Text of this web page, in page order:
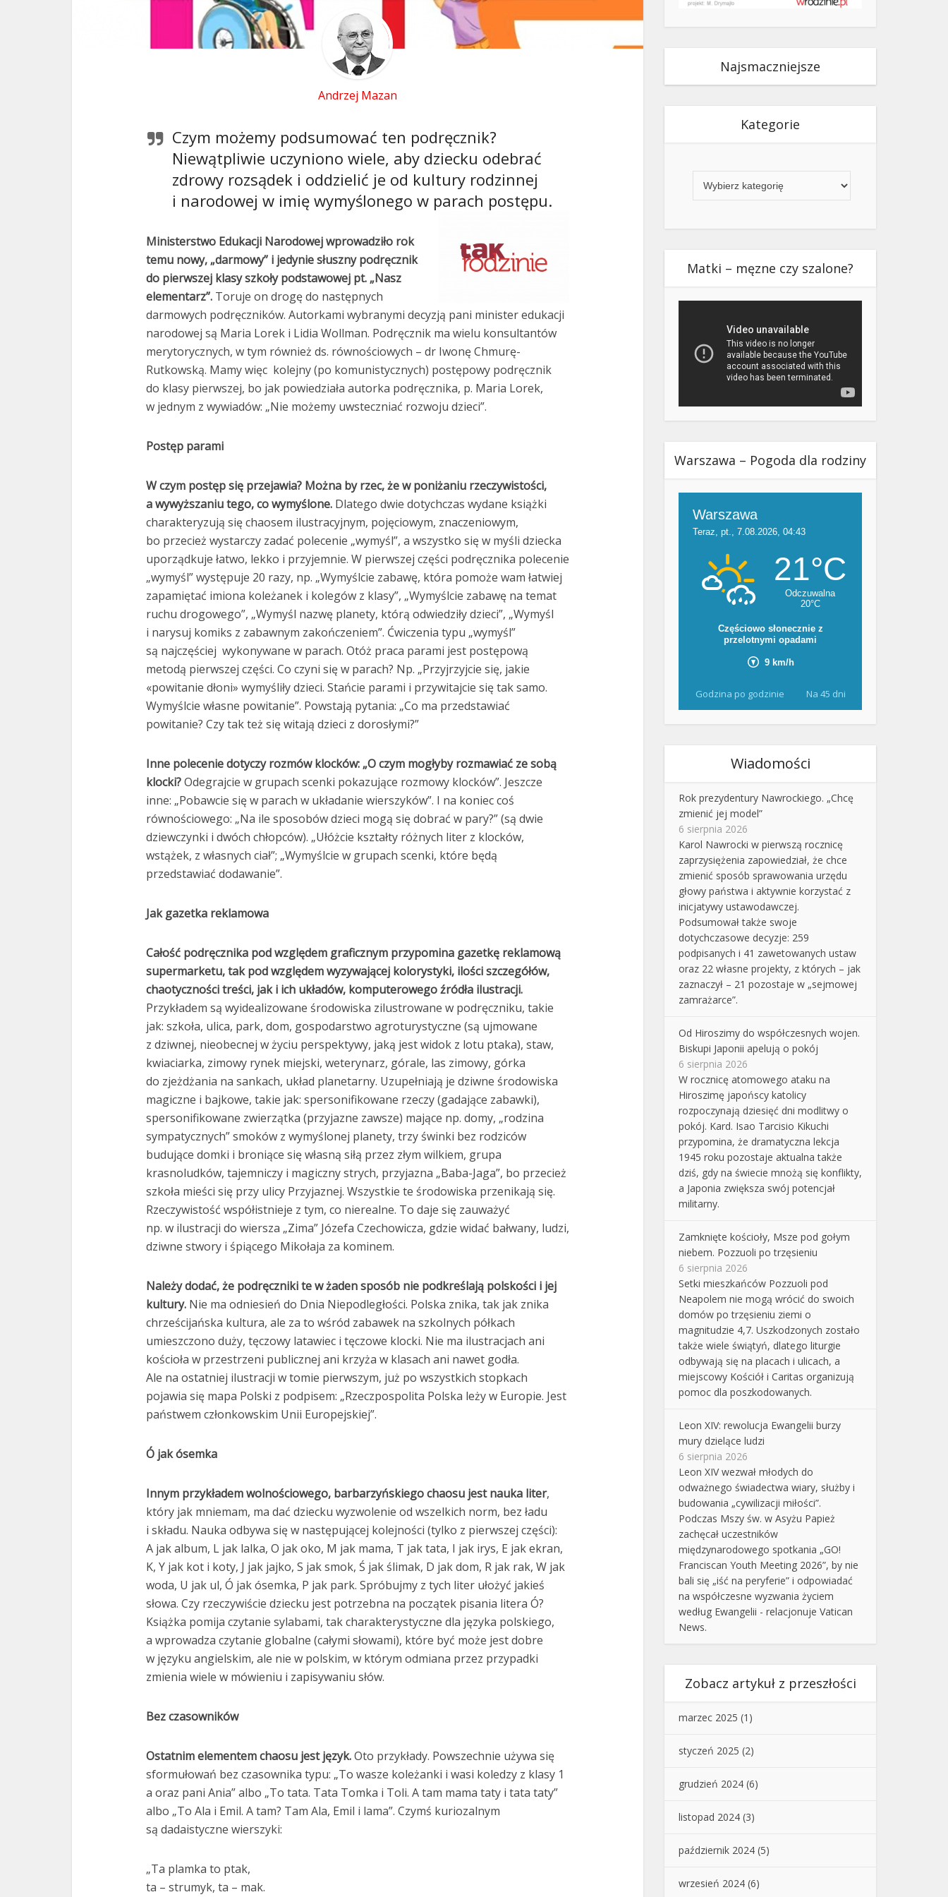
Andrzej Mazan
Czym możemy podsumować ten podręcznik?
Niewątpliwie uczyniono wiele, aby dziecku odebrać
zdrowy rozsądek i oddzielić je od kultury rodzinnej
i narodowej w imię wymyślonego w parach postępu.
Ministerstwo Edukacji Narodowej wprowadziło rok
temu nowy, „darmowy” i jedynie słuszny podręcznik
do pierwszej klasy szkoły podstawowej pt. „Nasz
elementarz”. Toruje on drogę do następnych
darmowych podręczników. Autorkami wybranymi decyzją pani minister edukacji
narodowej są Maria Lorek i Lidia Wollman. Podręcznik ma wielu konsultantów
merytorycznych, w tym również ds. równościowych – dr Iwonę Chmurę-
Rutkowską. Mamy więc kolejny (po komunistycznych) postępowy podręcznik
do klasy pierwszej, bo jak powiedziała autorka podręcznika, p. Maria Lorek,
w jednym z wywiadów: „Nie możemy uwsteczniać rozwoju dzieci”.
Postęp parami
W czym postęp się przejawia? Można by rzec, że w poniżaniu rzeczywistości,
a wywyższaniu tego, co wymyślone. Dlatego dwie dotychczas wydane książki
charakteryzują się chaosem ilustracyjnym, pojęciowym, znaczeniowym,
bo przecież wystarczy zadać polecenie „wymyśl”, a wszystko się w myśli dziecka
uporządkuje łatwo, lekko i przyjemnie. W pierwszej części podręcznika polecenie
„wymyśl” występuje 20 razy, np. „Wymyślcie zabawę, która pomoże wam łatwiej
zapamiętać imiona koleżanek i kolegów z klasy”, „Wymyślcie zabawę na temat
ruchu drogowego”, „Wymyśl nazwę planety, którą odwiedziły dzieci”, „Wymyśl
i narysuj komiks z zabawnym zakończeniem”. Ćwiczenia typu „wymyśl”
są najczęściej wykonywane w parach. Otóż praca parami jest postępową
metodą pierwszej części. Co czyni się w parach? Np. „Przyjrzyjcie się, jakie
«powitanie dłoni» wymyśliły dzieci. Stańcie parami i przywitajcie się tak samo.
Wymyślcie własne powitanie”. Powstają pytania: „Co ma przedstawiać
powitanie? Czy tak też się witają dzieci z dorosłymi?”
Inne polecenie dotyczy rozmów klocków: „O czym mogłyby rozmawiać ze sobą
klocki?Odegrajcie w grupach scenki pokazujące rozmowy klocków”. Jeszcze
inne: „Pobawcie się w parach w układanie wierszyków”. I na koniec coś
równościowego: „Na ile sposobów dzieci mogą się dobrać w pary?” (są dwie
dziewczynki i dwóch chłopców). „Ułóżcie kształty różnych liter z klocków,
wstążek, z własnych ciał”; „Wymyślcie w grupach scenki, które będą
przedstawiać dodawanie”.
Jak gazetka reklamowa
Całość podręcznika pod względem graficznym przypomina gazetkę reklamową
supermarketu, tak pod względem wyzywającej kolorystyki, ilości szczegółów,
chaotyczności treści, jak i ich układów, komputerowego źródła ilustracji.
Przykładem są wyidealizowane środowiska zilustrowane w podręczniku, takie
jak: szkoła, ulica, park, dom, gospodarstwo agroturystyczne (są ujmowane
z dziwnej, nieobecnej w życiu perspektywy, jaką jest widok z lotu ptaka), staw,
kwiaciarka, zimowy rynek miejski, weterynarz, górale, las zimowy, górka
do zjeżdżania na sankach, układ planetarny. Uzupełniają je dziwne środowiska
magiczne i bajkowe, takie jak: spersonifikowane rzeczy (gadające zabawki),
spersonifikowane zwierzątka (przyjazne zawsze) mające np. domy, „rodzina
sympatycznych” smoków z wymyślonej planety, trzy świnki bez rodziców
budujące domki i broniące się własną siłą przez złym wilkiem, grupa
krasnoludków, tajemniczy i magiczny strych, przyjazna „Baba-Jaga”, bo przecież
szkoła mieści się przy ulicy Przyjaznej. Wszystkie te środowiska przenikają się.
Rzeczywistość współistnieje z tym, co nierealne. To daje się zauważyć
np. w ilustracji do wiersza „Zima” Józefa Czechowicza, gdzie widać bałwany, ludzi,
dziwne stwory i śpiącego Mikołaja za kominem.
Należy dodać, że podręczniki te w żaden sposób nie podkreślają polskości i jej
kultury. Nie ma odniesień do Dnia Niepodległości. Polska znika, tak jak znika
chrześcijańska kultura, ale za to wśród zabawek na szkolnych półkach
umieszczono duży, tęczowy latawiec i tęczowe klocki. Nie ma ilustracjach ani
kościoła w przestrzeni publicznej ani krzyża w klasach ani nawet godła.
Ale na ostatniej ilustracji w tomie pierwszym, już po wszystkich stopkach
pojawia się mapa Polski z podpisem: „Rzeczpospolita Polska leży w Europie. Jest
państwem członkowskim Unii Europejskiej”.
Ó jak ósemka
Innym przykładem wolnościowego, barbarzyńskiego chaosu jest nauka liter,
który jak mniemam, ma dać dziecku wyzwolenie od wszelkich norm, bez ładu
i składu. Nauka odbywa się w następującej kolejności (tylko z pierwszej części):
A jak album, L jak lalka, O jak oko, M jak mama, T jak tata, I jak irys, E jak ekran,
K, Y jak kot i koty, J jak jajko, S jak smok, Ś jak ślimak, D jak dom, R jak rak, W jak
woda, U jak ul, Ó jak ósemka, P jak park. Spróbujmy z tych liter ułożyć jakieś
słowa. Czy rzeczywiście dziecku jest potrzebna na początek pisania litera Ó?
Książka pomija czytanie sylabami, tak charakterystyczne dla języka polskiego,
a wprowadza czytanie globalne (całymi słowami), które być może jest dobre
w języku angielskim, ale nie w polskim, w którym odmiana przez przypadki
zmienia wiele w mówieniu i zapisywaniu słów.
Bez czasowników
Ostatnim elementem chaosu jest język.Oto przykłady. Powszechnie używa się
sformułowań bez czasownika typu: „To wasze koleżanki i wasi koledzy z klasy 1
a oraz pani Ania” albo „To tata. Tata Tomka i Toli. A tam mama taty i tata taty”
albo „To Ala i Emil. A tam? Tam Ala, Emil i lama”. Czymś kuriozalnym
są dadaistyczne wierszyki:
„Ta plamka to ptak,
ta – strumyk, ta – mak.
Najsmaczniejsze
Kategorie
Matki – męzne czy szalone?
Warszawa – Pogoda dla rodziny
Godzina po godzinie Na 45 dni
Wiadomości
Rok prezydentury Nawrockiego. „Chcę
zmienić jej model”
6 sierpnia 2026
Karol Nawrocki w pierwszą rocznicę
zaprzysiężenia zapowiedział, że chce
zmienić sposób sprawowania urzędu
głowy państwa i aktywnie korzystać z
inicjatywy ustawodawczej.
Podsumował także swoje
dotychczasowe decyzje: 259
podpisanych i 41 zawetowanych ustaw
oraz 22 własne projekty, z których – jak
zaznaczył – 21 pozostaje w „sejmowej
zamrażarce”.
Od Hiroszimy do współczesnych wojen.
Biskupi Japonii apelują o pokój
6 sierpnia 2026
W rocznicę atomowego ataku na
Hiroszimę japońscy katolicy
rozpoczynają dziesięć dni modlitwy o
pokój. Kard. Isao Tarcisio Kikuchi
przypomina, że dramatyczna lekcja
1945 roku pozostaje aktualna także
dziś, gdy na świecie mnożą się konflikty,
a Japonia zwiększa swój potencjał
militarny.
Zamknięte kościoły, Msze pod gołym
niebem. Pozzuoli po trzęsieniu
6 sierpnia 2026
Setki mieszkańców Pozzuoli pod
Neapolem nie mogą wrócić do swoich
domów po trzęsieniu ziemi o
magnitudzie 4,7. Uszkodzonych zostało
także wiele świątyń, dlatego liturgie
odbywają się na placach i ulicach, a
miejscowy Kościół i Caritas organizują
pomoc dla poszkodowanych.
Leon XIV: rewolucja Ewangelii burzy
mury dzielące ludzi
6 sierpnia 2026
Leon XIV wezwał młodych do
odważnego świadectwa wiary, służby i
budowania „cywilizacji miłości”.
Podczas Mszy św. w Asyżu Papież
zachęcał uczestników
międzynarodowego spotkania „GO!
Franciscan Youth Meeting 2026”, by nie
bali się „iść na peryferie” i odpowiadać
na współczesne wyzwania życiem
według Ewangelii - relacjonuje Vatican
News.
Zobacz artykuł z przeszłości
marzec 2025 (1)
styczeń 2025 (2)
grudzień 2024 (6)
listopad 2024 (3)
październik 2024 (5)
wrzesień 2024 (6)